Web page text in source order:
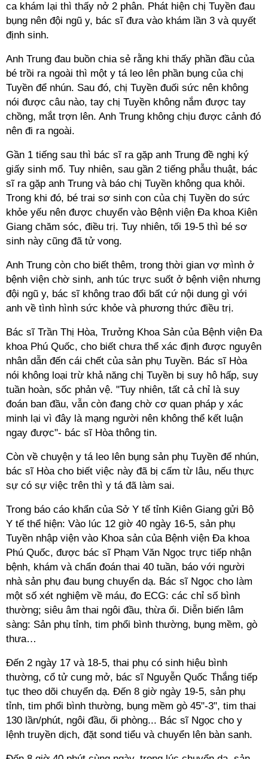
ca khám lại thì thấy nở 2 phân. Phát hiện chị Tuyền đau
bụng nên đội ngũ y, bác sĩ đưa vào khám lần 3 và quyết
định sinh.
Anh Trung đau buồn chia sẻ rằng khi thấy phần đầu của
bé trồi ra ngoài thì một y tá leo lên phần bụng của chị
Tuyền để nhún. Sau đó, chị Tuyền đuối sức nên không
nói được câu nào, tay chị Tuyền không nắm được tay
chồng, mắt trợn lên. Anh Trung không chịu được cảnh đó
nên đi ra ngoài.
Gần 1 tiếng sau thì bác sĩ ra gặp anh Trung đề nghị ký
giấy sinh mổ. Tuy nhiên, sau gần 2 tiếng phẫu thuật, bác
sĩ ra gặp anh Trung và báo chị Tuyền không qua khỏi.
Trong khi đó, bé trai sơ sinh con của chị Tuyền do sức
khỏe yếu nên được chuyển vào Bệnh viện Đa khoa Kiên
Giang chăm sóc, điều trị. Tuy nhiên, tối 19-5 thì bé sơ
sinh này cũng đã tử vong.
Anh Trung còn cho biết thêm, trong thời gian vợ mình ở
bệnh viện chờ sinh, anh túc trực suốt ở bệnh viện nhưng
đội ngũ y, bác sĩ không trao đổi bất cứ nội dung gì với
anh về tình hình sức khỏe và phương thức điều trị.
Bác sĩ Trần Thị Hòa, Trưởng Khoa Sản của Bệnh viện Đa
khoa Phú Quốc, cho biết chưa thể xác định được nguyên
nhân dẫn đến cái chết của sản phụ Tuyền. Bác sĩ Hòa
nói không loại trừ khả năng chị Tuyền bị suy hô hấp, suy
tuần hoàn, sốc phản vệ. "Tuy nhiên, tất cả chỉ là suy
đoán ban đầu, vẫn còn đang chờ cơ quan pháp y xác
minh lại vì đây là mạng người nên không thể kết luận
ngay được"- bác sĩ Hòa thông tin.
Còn về chuyện y tá leo lên bụng sản phụ Tuyền để nhún,
bác sĩ Hòa cho biết việc này đã bị cấm từ lâu, nếu thực
sự có sự việc trên thì y tá đã làm sai.
Trong báo cáo khẩn của Sở Y tế tỉnh Kiên Giang gửi Bộ
Y tế thể hiện: Vào lúc 12 giờ 40 ngày 16-5, sản phụ
Tuyền nhập viện vào Khoa sản của Bệnh viện Đa khoa
Phú Quốc, được bác sĩ Phạm Văn Ngọc trực tiếp nhận
bệnh, khám và chẩn đoán thai 40 tuần, báo với người
nhà sản phụ đau bụng chuyển dạ. Bác sĩ Ngọc cho làm
một số xét nghiệm về máu, đo ECG: các chỉ số bình
thường; siêu âm thai ngôi đầu, thừa ối. Diễn biến lâm
sàng: Sản phụ tỉnh, tim phổi bình thường, bụng mềm, gò
thưa…
Đến 2 ngày 17 và 18-5, thai phụ có sinh hiệu bình
thường, cổ tử cung mở, bác sĩ Nguyễn Quốc Thắng tiếp
tục theo dõi chuyển dạ. Đến 8 giờ ngày 19-5, sản phụ
tỉnh, tim phổi bình thường, bụng mềm gò 45"-3", tim thai
130 lần/phút, ngôi đầu, ối phòng... Bác sĩ Ngọc cho y
lệnh truyền dịch, đặt sond tiểu và chuyển lên bàn sanh.